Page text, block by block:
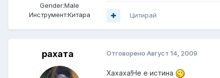
Gender:Male
Инструмент:Китара Цитирай
рахата Отговорено Август 14, 2009
Хахаха!Не е истина